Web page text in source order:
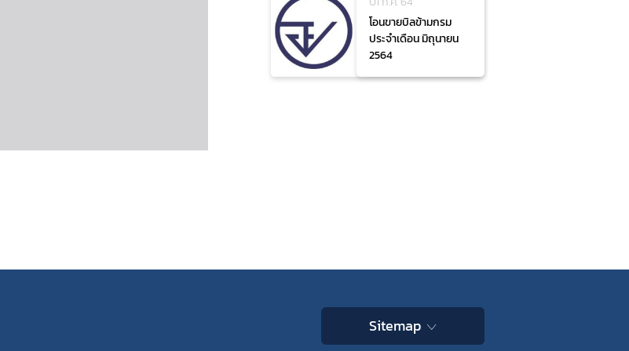
โอนขายบิลข้ามกรม
ประจำเดือน มิถุนายน
2564
Sitemap